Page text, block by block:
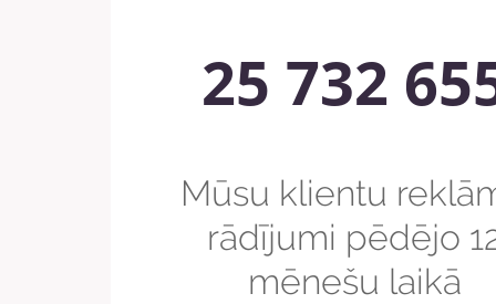
25 732
Mūsu klientu
rādījumi pēdējo
mēnešu laikā